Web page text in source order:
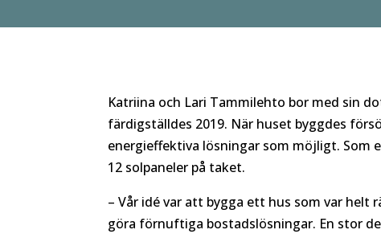
Katriina och Lari Tammilehto bor med sin
färdigställdes 2019. När huset byggdes
energieffektiva lösningar som möjligt.
12 solpaneler på taket.
– Vår idé var att bygga ett hus som var
göra förnuftiga bostadslösningar. En stor